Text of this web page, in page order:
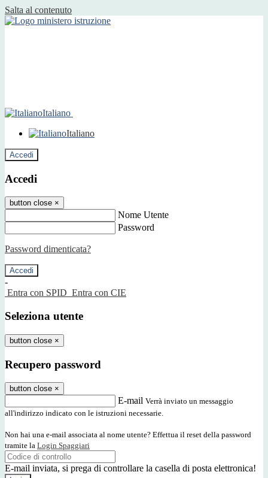
Salta al contenuto
Italiano
Italiano
Accedi
Accedi
button close ×
Nome Utente
Password
Password dimenticata?
-
Entra con SPID Entra con CIE
Seleziona utente
button close ×
Recupero password
button close ×
E-mail Verrà inviato un messaggio
all'indirizzo indicato con le istruzioni necessarie.
Non hai una e-mail associata al nome utente? Effettua il reset della password
tramite la Login Spaggiari
E-mail inviata, si prega di controllare la casella di posta elettronica!